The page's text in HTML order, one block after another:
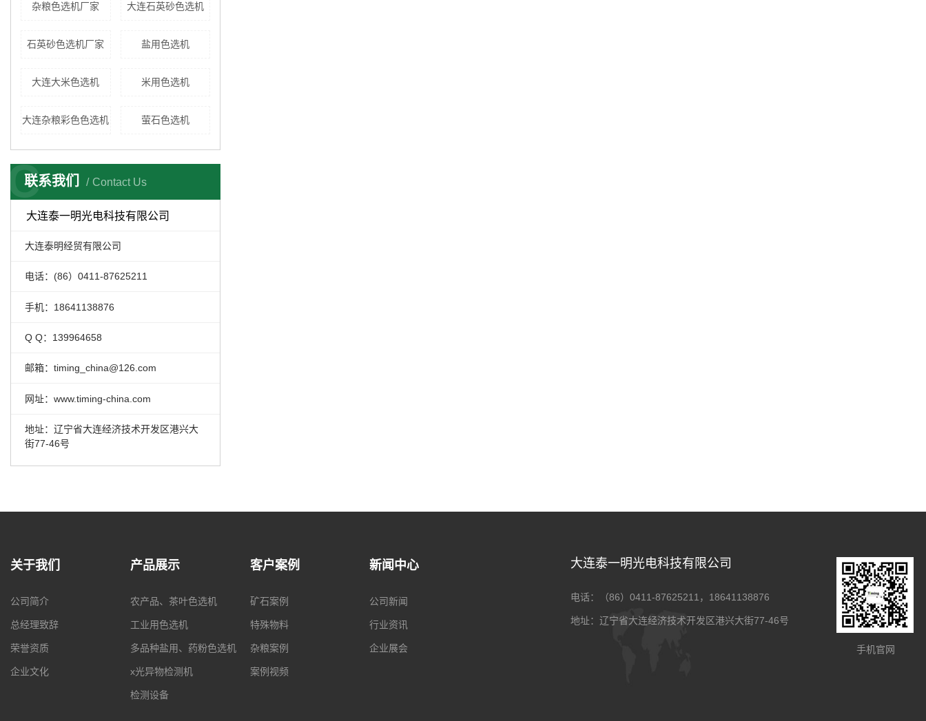
杂粮色选机厂家 大连石英砂色选机
石英砂色选机厂家 盐用色选机
大连大米色选机 米用色选机
大连杂粮彩色色选机 萤石色选机
联系我们 Contact Us
C
大连泰一明光电科技有限公司
大连泰明经贸有限公司
电话：(86）0411-87625211
手机：18641138876
Q Q：139964658
邮箱：timing_china@126.com
网址：www.timing-china.com
地址：辽宁省大连经济技术开发区港兴大
街77-46号
关于我们
公司简介
总经理致辞
荣誉资质
企业文化
产品展示
农产品、茶叶色选机
工业用色选机
多品种盐用、药粉色选机
x光异物检测机
检测设备
客户案例
矿石案例
特殊物料
杂粮案例
案例视频
新闻中心
公司新闻
行业资讯
企业展会
大连泰一明光电科技有限公司
电话：（86）0411-87625211，18641138876
地址：辽宁省大连经济技术开发区港兴大街77-46号
手机官网